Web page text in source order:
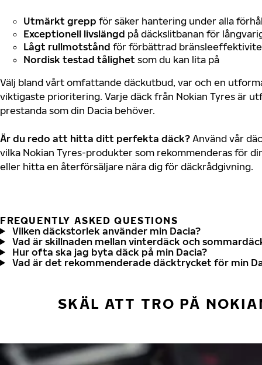
Utmärkt grepp för säker hantering under alla
Exceptionell livslängd på däckslitbanan för
Lågt rullmotstånd för förbättrad
Nordisk testad tålighet som du kan lita på
Välj bland vårt omfattande däckutbud, var och en
viktigaste prioritering. Varje däck från Nokian Tyres är
prestanda som din Dacia behöver.
Är du redo att hitta ditt perfekta däck? Använd vår
vilka Nokian Tyres-produkter som rekommenderas för
eller hitta en återförsäljare nära dig för däckrådgivning.
FREQUENTLY ASKED QUESTIONS
Vilken däckstorlek använder min Dacia?
Vad är skillnaden mellan vinterdäck och
Hur ofta ska jag byta däck på min Dacia?
Vad är det rekommenderade däcktrycket för min
SKÄL ATT TRO PÅ